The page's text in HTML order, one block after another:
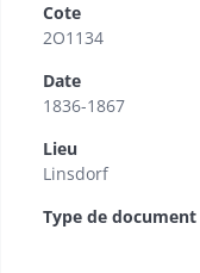
Cote
2O1134
Date
1836-1867
Lieu
Linsdorf
Type de document